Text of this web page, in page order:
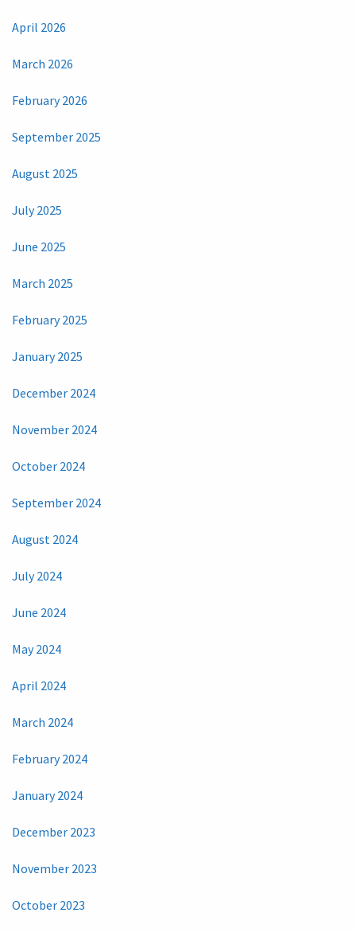
April 2026
March 2026
February 2026
September 2025
August 2025
July 2025
June 2025
March 2025
February 2025
January 2025
December 2024
November 2024
October 2024
September 2024
August 2024
July 2024
June 2024
May 2024
April 2024
March 2024
February 2024
January 2024
December 2023
November 2023
October 2023